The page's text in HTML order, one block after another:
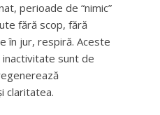
perioade de “nimic”
fără scop, fără
în jur, respiră. Aceste
sunt de
claritatea.